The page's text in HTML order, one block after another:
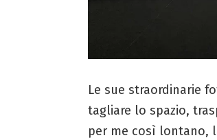
Le sue straordinarie
tagliare lo spazio,
per me così lontano,